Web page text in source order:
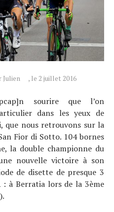
, le 2 juillet 2016
sourire que l’on
dans les yeux de
que nous retrouvons sur la
Fior di Sotto. 104 bornes
la double championne du
nouvelle victoire à son
de disette de presque 3
à Berratia lors de la 3ème